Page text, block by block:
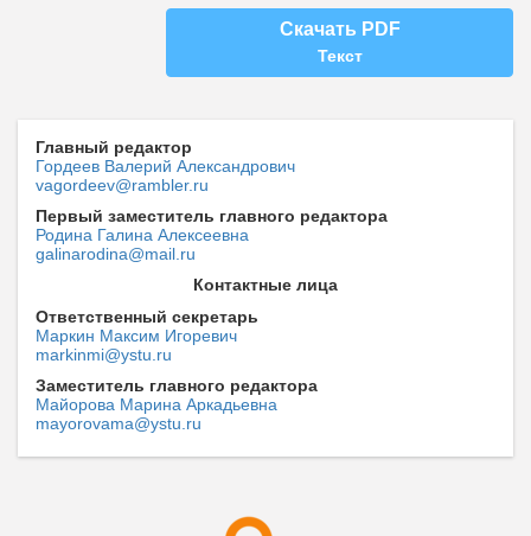
Скачать PDF
Текст
Главный редактор
Гордеев Валерий Александрович
vagordeev@rambler.ru
Первый заместитель главного редактора
Родина Галина Алексеевна
galinarodina@mail.ru
Контактные лица
Ответственный секретарь
Маркин Максим Игоревич
markinmi@ystu.ru
Заместитель главного редактора
Майорова Марина Аркадьевна
mayorovama@ystu.ru